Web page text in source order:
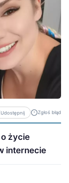
Udostępnij Zgłoś błąd
życie
internecie